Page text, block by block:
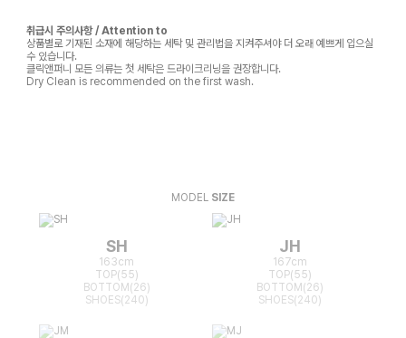
취급시 주의사항 / Attention to
상품별로 기재된 소재에 해당하는 세탁 및 관리법을 지켜주셔야 더 오래 예쁘게 입으실
수 있습니다.
클릭앤퍼니 모든 의류는 첫 세탁은 드라이크리닝을 권장합니다.
Dry Clean is recommended on the first wash.
MODEL SIZE
SH
163cm
TOP(55)
BOTTOM(26)
SHOES(240)
JH
167cm
TOP(55)
BOTTOM(26)
SHOES(240)